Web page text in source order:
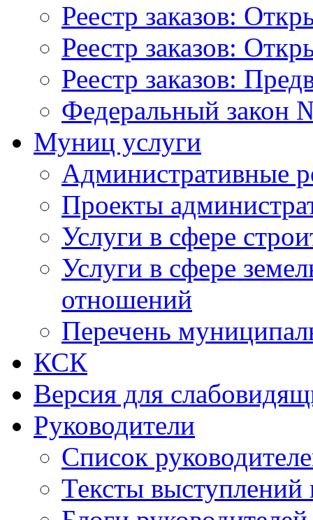
Реестр заказов:
Реестр заказов:
Реестр заказов:
Федеральный закон
Муниц услуги
Административные
Проекты
Услуги в сфере
Услуги в сфере
отношений
Перечень
КСК
Версия для
Руководители
Список
Тексты выступлений